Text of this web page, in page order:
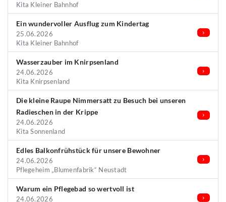
Kita Kleiner Bahnhof
Ein wundervoller Ausflug zum Kindertag
25.06.2026
Kita Kleiner Bahnhof
Wasserzauber im Knirpsenland
24.06.2026
Kita Knirpsenland
Die kleine Raupe Nimmersatt zu Besuch bei unseren
Radieschen in der Krippe
24.06.2026
Kita Sonnenland
Edles Balkonfrühstück für unsere Bewohner
24.06.2026
Pflegeheim „Blumenfabrik“ Neustadt
Warum ein Pflegebad so wertvoll ist
24.06.2026